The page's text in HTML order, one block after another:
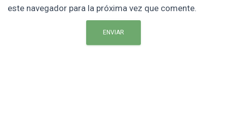
este navegador para la próxima vez que comente.